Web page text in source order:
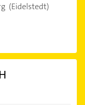
(Eidelstedt)